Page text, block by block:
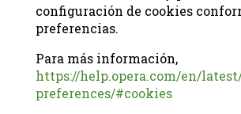
configuración de cookies
preferencias.
Para más información,
https://help.opera.com/en/
preferences/#cookies